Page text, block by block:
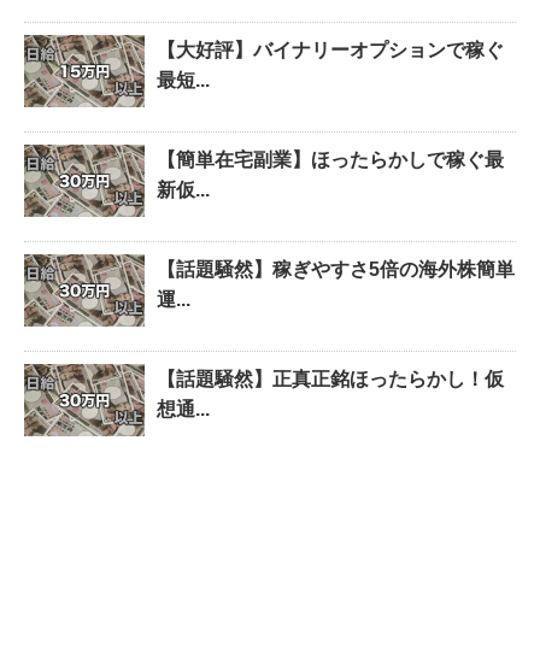
【大好評】バイナリーオプションで稼ぐ
最短...
【簡単在宅副業】ほったらかしで稼ぐ最
新仮...
【話題騒然】稼ぎやすさ5倍の海外株簡単
運...
【話題騒然】正真正銘ほったらかし！仮
想通...